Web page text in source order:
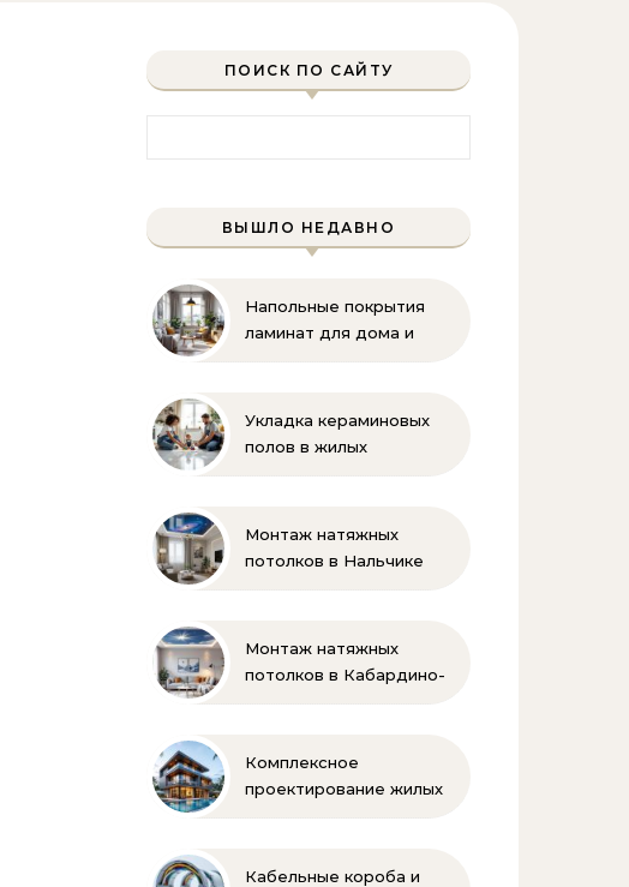
ПОИСК ПО САЙТУ
ВЫШЛО НЕДАВНО
Напольные покрытия
ламинат для дома и
Укладка кераминовых
полов в жилых
Монтаж натяжных
потолков в Нальчике
Монтаж натяжных
потолков в Кабардино-
Комплексное
проектирование жилых
Кабельные короба и